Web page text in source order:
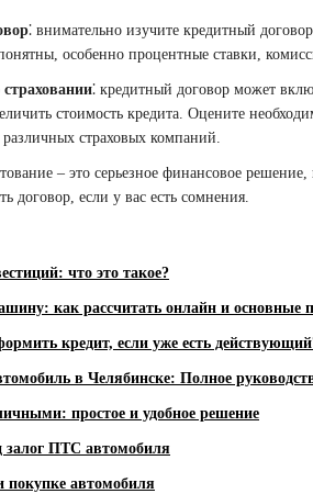
⁚ внимательно изучите кредитный
особенно процентные ставки,
⁚ кредитный договор может
стоимость кредита. Оцените
страховых компаний.
– это серьезное финансовое
договор, если у вас есть сомнения.
что это такое?
как рассчитать онлайн и основные
кредит, если уже есть
в Челябинске: Полное
простое и удобное решение
залог ПТС автомобиля
покупке автомобиля